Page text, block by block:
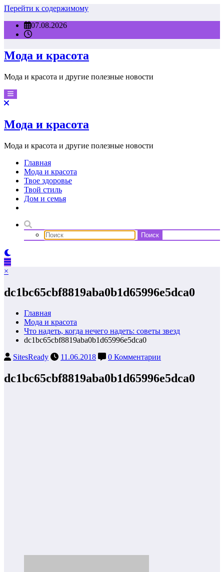
Перейти к содержимому
07.08.2026
Мода и красота
Мода и красота и другие полезные новости
Мода и красота
Мода и красота и другие полезные новости
Главная
Мода и красота
Твое здоровье
Твой стиль
Дом и семья
×
dc1bc65cbf8819aba0b1d65996e5dca0
Главная
Мода и красота
Что надеть, когда нечего надеть: советы звезд
dc1bc65cbf8819aba0b1d65996e5dca0
SitesReady
11.06.2018 0 Комментарии
dc1bc65cbf8819aba0b1d65996e5dca0